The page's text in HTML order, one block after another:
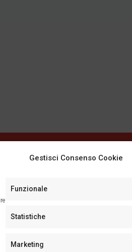
Gestisci Consenso Cookie
Funzionale
Statistiche
Marketing
Facebook Instagram
29/a - 28100 Novara -